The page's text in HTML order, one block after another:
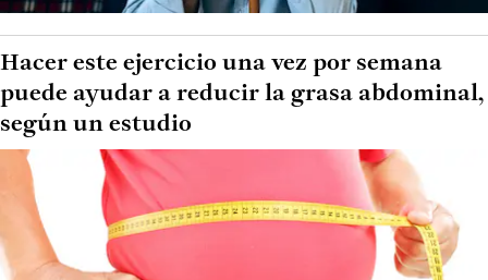
Hacer este ejercicio una vez por semana
puede ayudar a reducir la grasa abdominal,
según un estudio